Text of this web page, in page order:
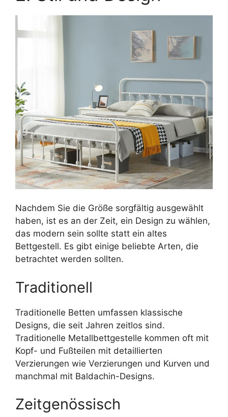
Nachdem Sie die Größe sorgfältig ausgewählt
haben, ist es an der Zeit, ein Design zu wählen,
das modern sein sollte statt ein altes
Bettgestell. Es gibt einige beliebte Arten, die
betrachtet werden sollten.
Traditionell
Traditionelle Betten umfassen klassische
Designs, die seit Jahren zeitlos sind.
Traditionelle Metallbettgestelle kommen oft mit
Kopf- und Fußteilen mit detaillierten
Verzierungen wie Verzierungen und Kurven und
manchmal mit Baldachin-Designs.
Zeitgenössisch